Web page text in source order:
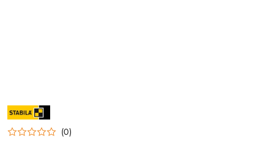
NAZWA
PRODUCENTA:
STABILA
(0)